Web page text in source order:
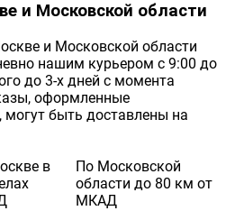
и Московской области
и Московской области
нашим курьером с 9:00 до
до 3-х дней с момента
оформленные
могут быть доставлены на
в
По Московской
области до 80 км от
МКАД